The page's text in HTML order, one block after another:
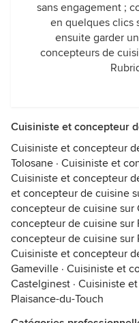
sans engagement ;
en quelques clics
ensuite garder
concepteurs de
Cuisiniste et concepteur
Cuisiniste et concepteur
Tolosane · Cuisiniste et
Cuisiniste et concepteur
et concepteur de cuisine
concepteur de cuisine sur
concepteur de cuisine sur
concepteur de cuisine sur
Cuisiniste et concepteur
Gameville · Cuisiniste et
Castelginest · Cuisiniste
Plaisance-du-Touch